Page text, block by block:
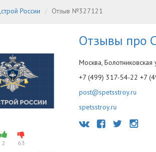
России Отзыв №327121
2
63
Отзывы про
Москва, Болотниковская
+7 (499) 317-54-22 +7
post@spetsstroy.ru
spetsstroy.ru